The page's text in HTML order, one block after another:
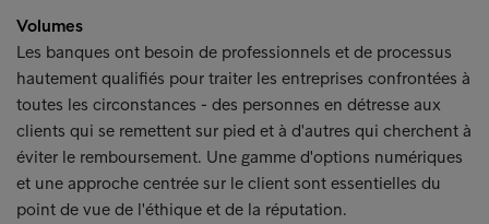
Volumes
Les banques ont besoin de professionnels et de processus
hautement qualifiés pour traiter les entreprises confrontées à
toutes les circonstances - des personnes en détresse aux
clients qui se remettent sur pied et à d'autres qui cherchent à
éviter le remboursement. Une gamme d'options numériques
et une approche centrée sur le client sont essentielles du
point de vue de l'éthique et de la réputation.